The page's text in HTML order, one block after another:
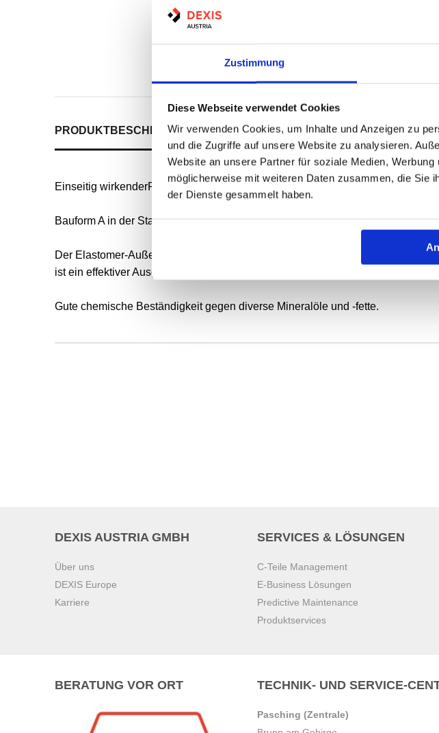
Zustimmung
Diese Webseite verwendet Cookies
Wir verwenden Cookies, um Inhalte und Anzeigen zu
und die Zugriffe auf unsere Website zu analysieren.
Website an unsere Partner für soziale Medien,
möglicherweise mit weiteren Daten zusammen, die Sie
der Dienste gesammelt haben.
Print
PRODUKTBESCHREIBUNGALLE SPEZIFIKATIONENVARIANTEN
Einseitig wirkenderRadial-Wellendichtring für rotierende oder schwenkbewegte
Bauform A in der Standardausführung nach DIN 3760 mit Elastomer-
Der Elastomer-Außenmantel ermöglicht eine gute statische Abdichtung bei
ist ein effektiver Ausgleich der Wärmeausdehnung (z.B. in
Gute chemische Beständigkeit gegen diverse Mineralöle und -fette.
DEXIS AUSTRIA GMBH
Über uns
DEXIS Europe
Karriere
SERVICES & LÖSUNGEN
C-Teile Management
E-Business Lösungen
Predictive Maintenance
Produktservices
BERATUNG VOR ORT TECHNIK- UND SERVICE-
Pasching (Zentrale)